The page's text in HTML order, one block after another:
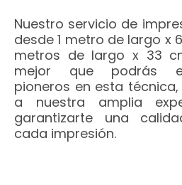
Nuestro servicio de
desde 1 metro de largo x
metros de largo x 33
mejor que podrás
pioneros en esta
a nuestra amplia
garantizarte una
cada impresión.